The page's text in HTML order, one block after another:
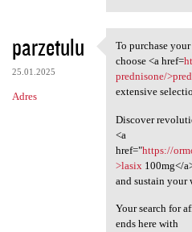
parzetulu
25.01.2025
Adres
To purchase
To purchase
choose <a href=
prednisone/
extensive
Discover
<a
href="https://
>lasix 100mg</
and sustain your
Your search for
ends here with